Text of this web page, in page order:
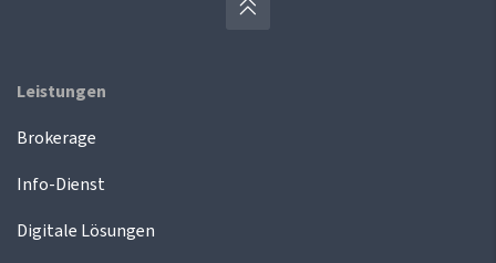
Leistungen
Brokerage
Info-Dienst
Digitale Lösungen